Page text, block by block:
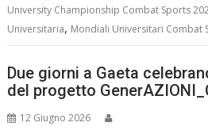
University Championship Combat Sports
Universitaria, Mondiali Universitari Combat
Due giorni a Gaeta
del progetto
12 Giugno 2026